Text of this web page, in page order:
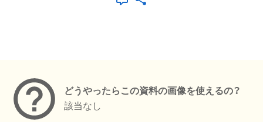
どうやったらこの資料の画像を使えるの？
該当なし